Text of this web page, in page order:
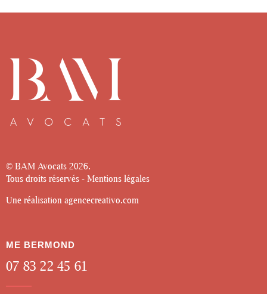
© BAM Avocats 2026.
Tous droits réservés - Mentions légales
Une réalisation agencecreativo.com
ME BERMOND
07 83 22 45 61